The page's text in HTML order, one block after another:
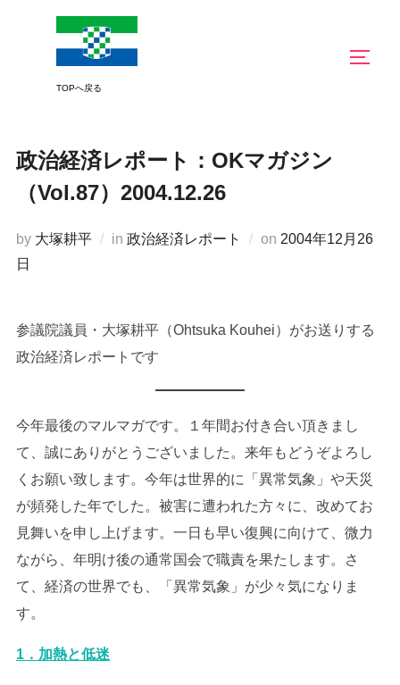
政治経済レポート：OKマガジン
（Vol.87）2004.12.26
by 大塚耕平 in 政治経済レポート on 投
2004年12月26
日
参議院議員・大塚耕平（Ohtsuka Kouhei）がお送りする
政治経済レポートです
今年最後のマルマガです。１年間お付き合い頂きまし
て、誠にありがとうございました。来年もどうぞよろし
くお願い致します。今年は世界的に「異常気象」や天災
が頻発した年でした。被害に遭われた方々に、改めてお
見舞いを申し上げます。一日も早い復興に向けて、微力
ながら、年明け後の通常国会で職責を果たします。さ
て、経済の世界でも、「異常気象」が少々気になりま
す。
1．加熱と低迷